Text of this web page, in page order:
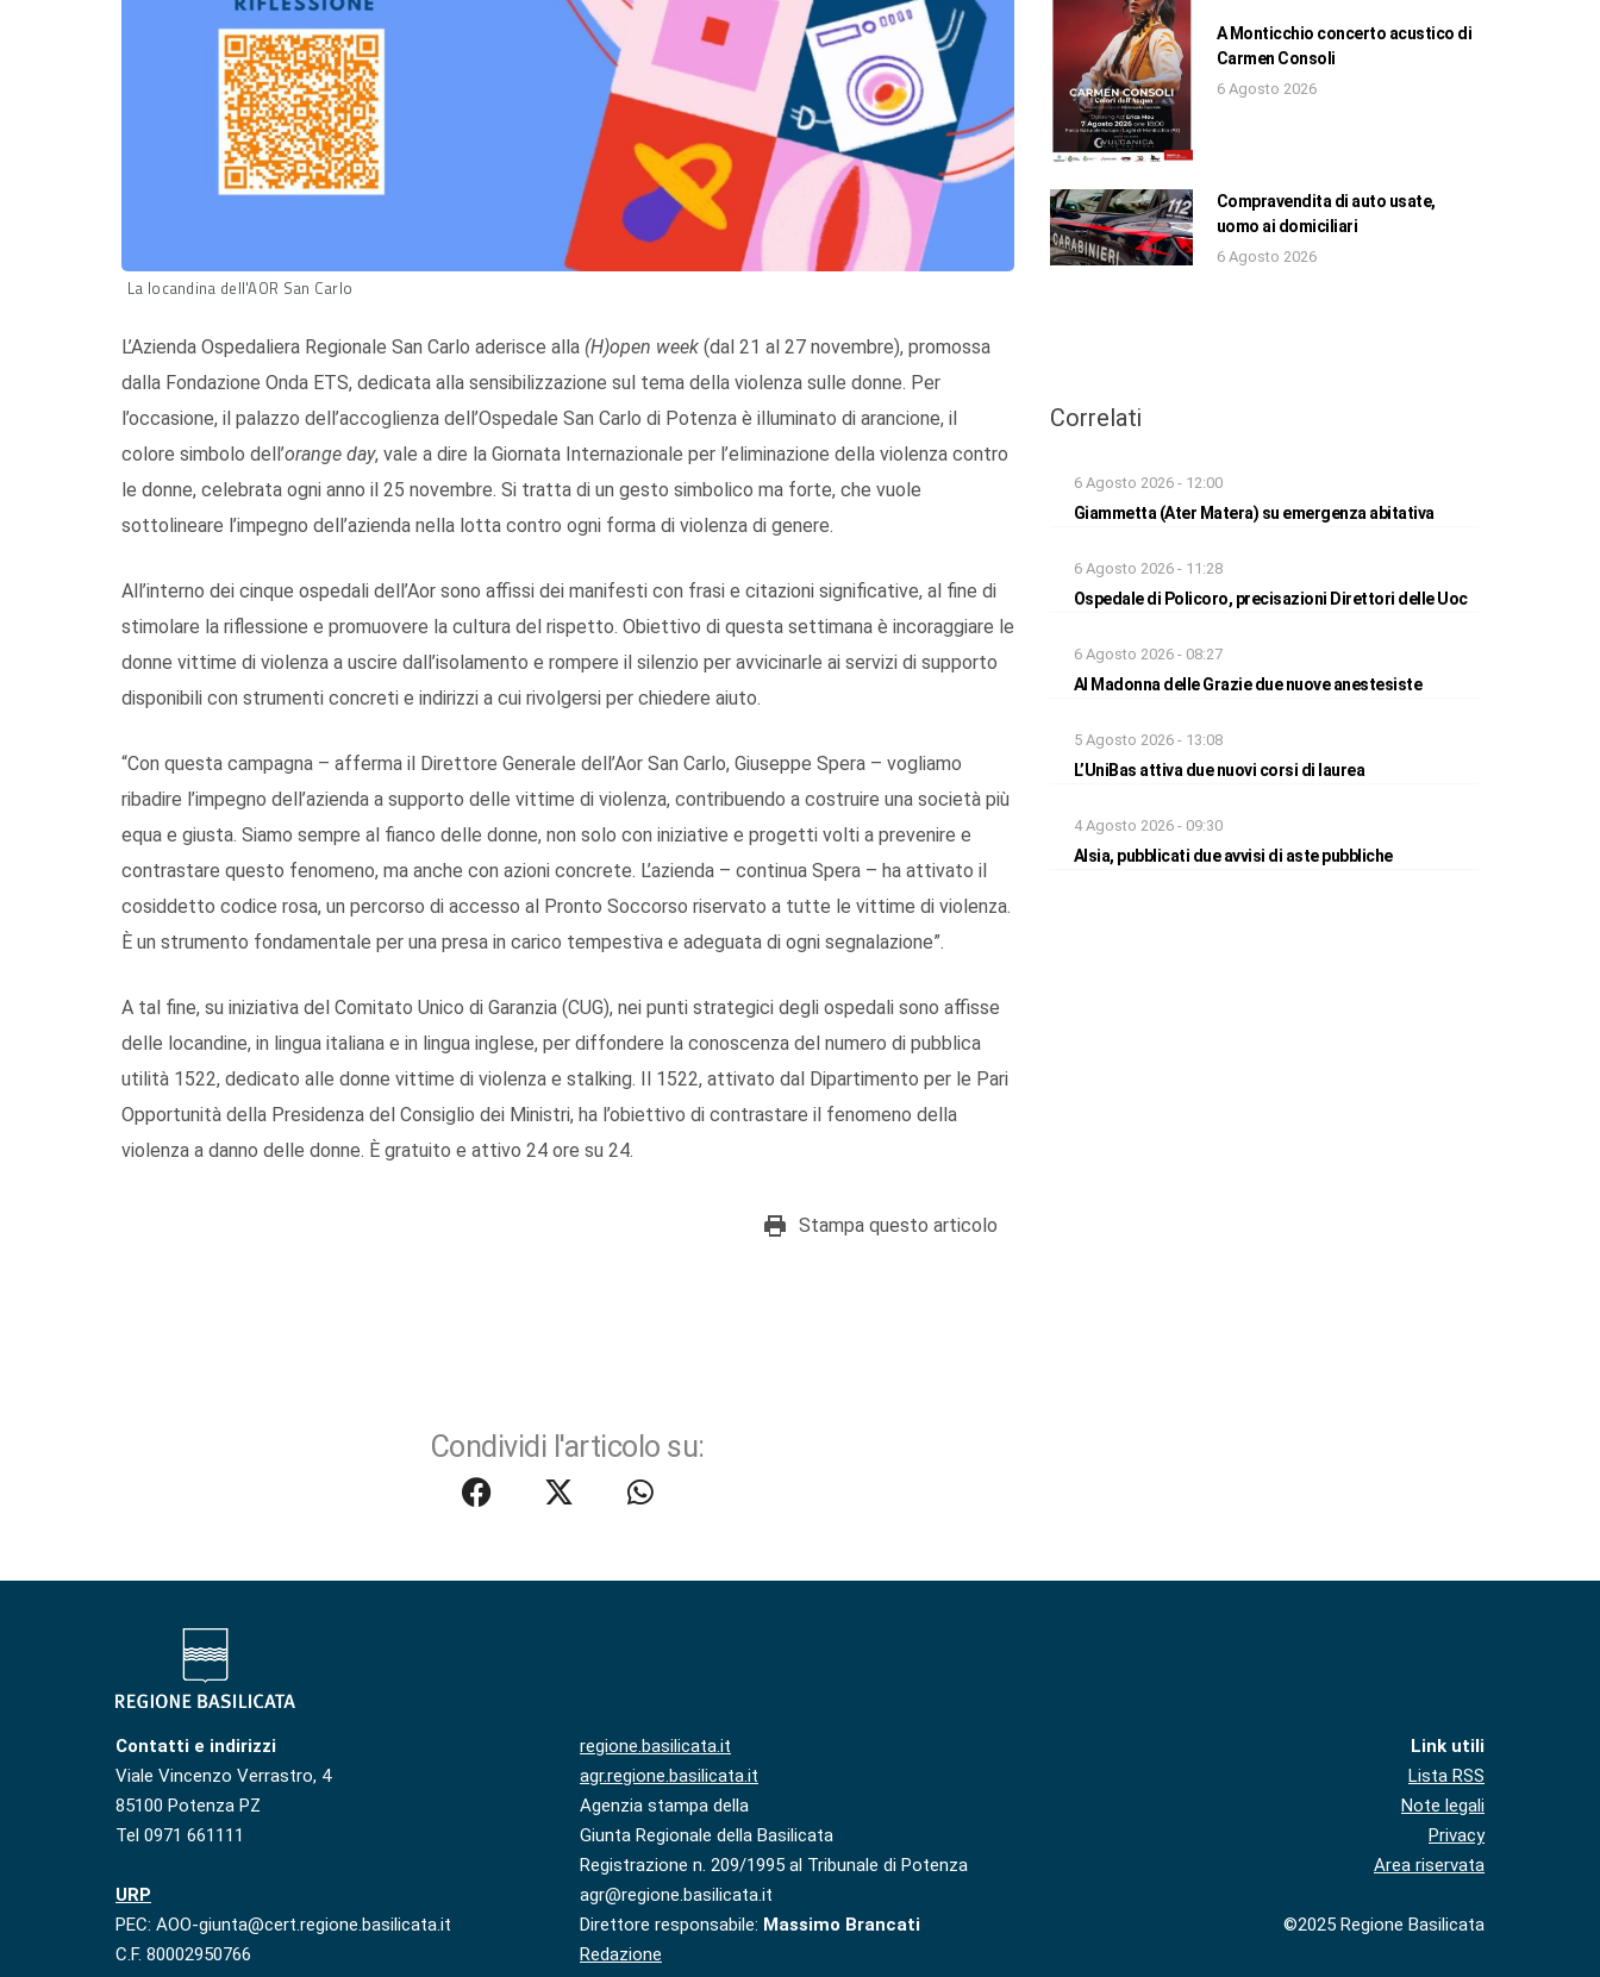
La locandina dell'AOR San Carlo
L’Azienda Ospedaliera Regionale San Carlo aderisce alla (H)open week (dal 21 al 27 novembre), promossa
dalla Fondazione Onda ETS, dedicata alla sensibilizzazione sul tema della violenza sulle donne. Per
l’occasione, il palazzo dell’accoglienza dell’Ospedale San Carlo di Potenza è illuminato di arancione, il
colore simbolo dell’orange day, vale a dire la Giornata Internazionale per l’eliminazione della violenza contro
le donne, celebrata ogni anno il 25 novembre. Si tratta di un gesto simbolico ma forte, che vuole
sottolineare l’impegno dell’azienda nella lotta contro ogni forma di violenza di genere.
All’interno dei cinque ospedali dell’Aor sono affissi dei manifesti con frasi e citazioni significative, al fine di
stimolare la riflessione e promuovere la cultura del rispetto. Obiettivo di questa settimana è incoraggiare le
donne vittime di violenza a uscire dall’isolamento e rompere il silenzio per avvicinarle ai servizi di supporto
disponibili con strumenti concreti e indirizzi a cui rivolgersi per chiedere aiuto.
“Con questa campagna – afferma il Direttore Generale dell’Aor San Carlo, Giuseppe Spera – vogliamo
ribadire l’impegno dell’azienda a supporto delle vittime di violenza, contribuendo a costruire una società più
equa e giusta. Siamo sempre al fianco delle donne, non solo con iniziative e progetti volti a prevenire e
contrastare questo fenomeno, ma anche con azioni concrete. L’azienda – continua Spera – ha attivato il
cosiddetto codice rosa, un percorso di accesso al Pronto Soccorso riservato a tutte le vittime di violenza.
È un strumento fondamentale per una presa in carico tempestiva e adeguata di ogni segnalazione”.
A tal fine, su iniziativa del Comitato Unico di Garanzia (CUG), nei punti strategici degli ospedali sono affisse
delle locandine, in lingua italiana e in lingua inglese, per diffondere la conoscenza del numero di pubblica
utilità 1522, dedicato alle donne vittime di violenza e stalking. Il 1522, attivato dal Dipartimento per le Pari
Opportunità della Presidenza del Consiglio dei Ministri, ha l’obiettivo di contrastare il fenomeno della
violenza a danno delle donne. È gratuito e attivo 24 ore su 24.
Stampa questo articolo
Condividi l'articolo su:
A Monticchio concerto acustico di
Carmen Consoli
6 Agosto 2026
Compravendita di auto usate,
uomo ai domiciliari
6 Agosto 2026
Correlati
6 Agosto 2026 - 12:00
Giammetta (Ater Matera) su emergenza abitativa
6 Agosto 2026 - 11:28
Ospedale di Policoro, precisazioni Direttori delle Uoc
6 Agosto 2026 - 08:27
Al Madonna delle Grazie due nuove anestesiste
5 Agosto 2026 - 13:08
L’UniBas attiva due nuovi corsi di laurea
4 Agosto 2026 - 09:30
Alsia, pubblicati due avvisi di aste pubbliche
Contatti e indirizzi
Viale Vincenzo Verrastro, 4
85100 Potenza PZ
Tel 0971 661111
URP
PEC: AOO-giunta@cert.regione.basilicata.it
C.F. 80002950766
regione.basilicata.it
agr.regione.basilicata.it
Agenzia stampa della
Giunta Regionale della Basilicata
Registrazione n. 209/1995 al Tribunale di Potenza
agr@regione.basilicata.it
Direttore responsabile: Massimo Brancati
Redazione
Link utili
Lista RSS
Note legali
Privacy
Area riservata
©2025 Regione Basilicata